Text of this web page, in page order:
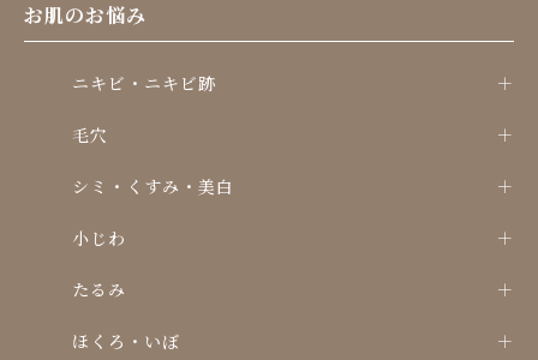
お肌のお悩み
ニキビ・ニキビ跡
毛穴
シミ・くすみ・美白
小じわ
たるみ
ほくろ・いぼ